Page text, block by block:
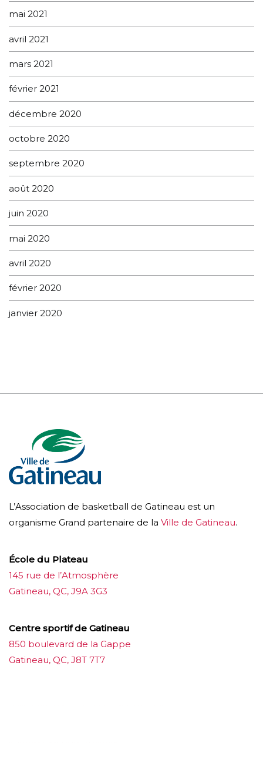
mai 2021
avril 2021
mars 2021
février 2021
décembre 2020
octobre 2020
septembre 2020
août 2020
juin 2020
mai 2020
avril 2020
février 2020
janvier 2020
L’Association de basketball de Gatineau est un
organisme Grand partenaire de la Ville de Gatineau.
École du Plateau
145 rue de l’Atmosphère
Gatineau, QC, J9A 3G3
Centre sportif de Gatineau
850 boulevard de la Gappe
Gatineau, QC, J8T 7T7